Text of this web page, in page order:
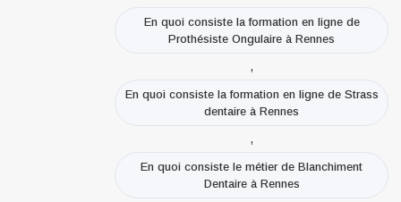
En quoi consiste la formation en ligne de
Prothésiste Ongulaire à Rennes
,
En quoi consiste la formation en ligne de Strass
dentaire à Rennes
,
En quoi consiste le métier de Blanchiment
Dentaire à Rennes